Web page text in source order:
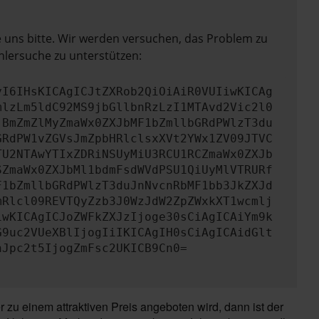
bitte. Wir werden versuchen, das Problem zu
zu unterstützen:
einem attraktiven Preis angeboten wird, dann ist der